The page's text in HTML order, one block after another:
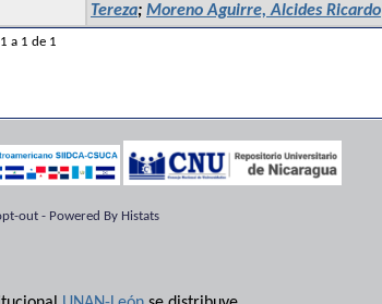
Tereza; Moreno Aguirre, Alcides Ricardo
a 1 de 1
out - Powered By Histats